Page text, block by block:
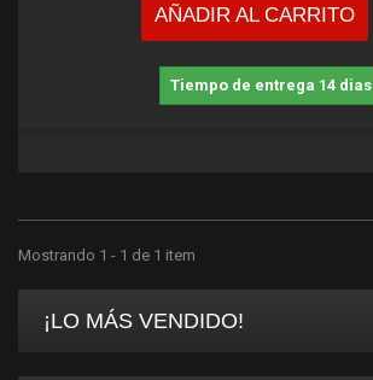
AÑADIR AL CARRITO
Tiempo de entrega 14 dias
Mostrando 1 - 1 de 1 item
¡LO MÁS VENDIDO!